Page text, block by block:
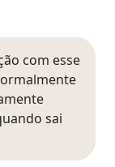
com esse
sai